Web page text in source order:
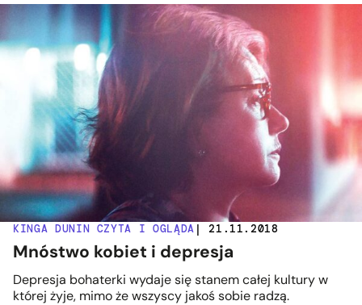
KINGA DUNIN CZYTA I OGLĄDA | 21.11.2018
Mnóstwo kobiet i depresja
Depresja bohaterki wydaje się stanem całej kultury w
której żyje, mimo że wszyscy jakoś sobie radzą.